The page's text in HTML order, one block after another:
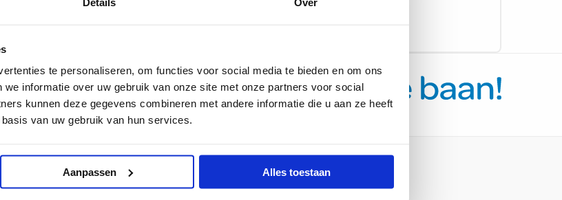
Details Over
te personaliseren, om functies voor social media te bieden en om ons
informatie over uw gebruik van onze site met onze partners voor social
kunnen deze gegevens combineren met andere informatie die u aan ze heeft
van uw gebruik van hun services.
Aanpassen Alles toestaan